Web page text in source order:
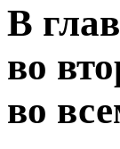
В
во
во